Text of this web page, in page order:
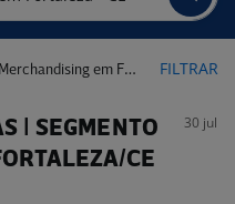
em Fortaleza - CE FILTRAR
| SEGMENTO
CE
30 jul